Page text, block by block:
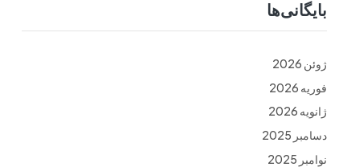
بایگانی‌ها
ژوئن 2026
فوریه 2026
ژانویه 2026
دسامبر 2025
نوامبر 2025